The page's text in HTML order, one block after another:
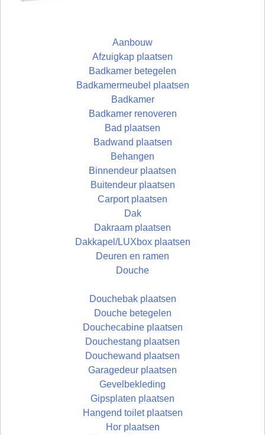
Aanbouw
Afzuigkap plaatsen
Badkamer betegelen
Badkamermeubel plaatsen
Badkamer
Badkamer renoveren
Bad plaatsen
Badwand plaatsen
Behangen
Binnendeur plaatsen
Buitendeur plaatsen
Carport plaatsen
Dak
Dakraam plaatsen
Dakkapel/LUXbox plaatsen
Deuren en ramen
Douche
Douchebak plaatsen
Douche betegelen
Douchecabine plaatsen
Douchestang plaatsen
Douchewand plaatsen
Garagedeur plaatsen
Gevelbekleding
Gipsplaten plaatsen
Hangend toilet plaatsen
Hor plaatsen